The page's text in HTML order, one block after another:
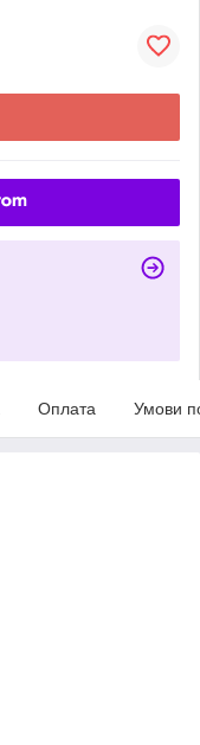
Оплата Умови